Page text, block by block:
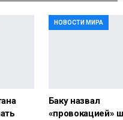
НОВОСТИ МИРА
Баку назвал
«провокацией»